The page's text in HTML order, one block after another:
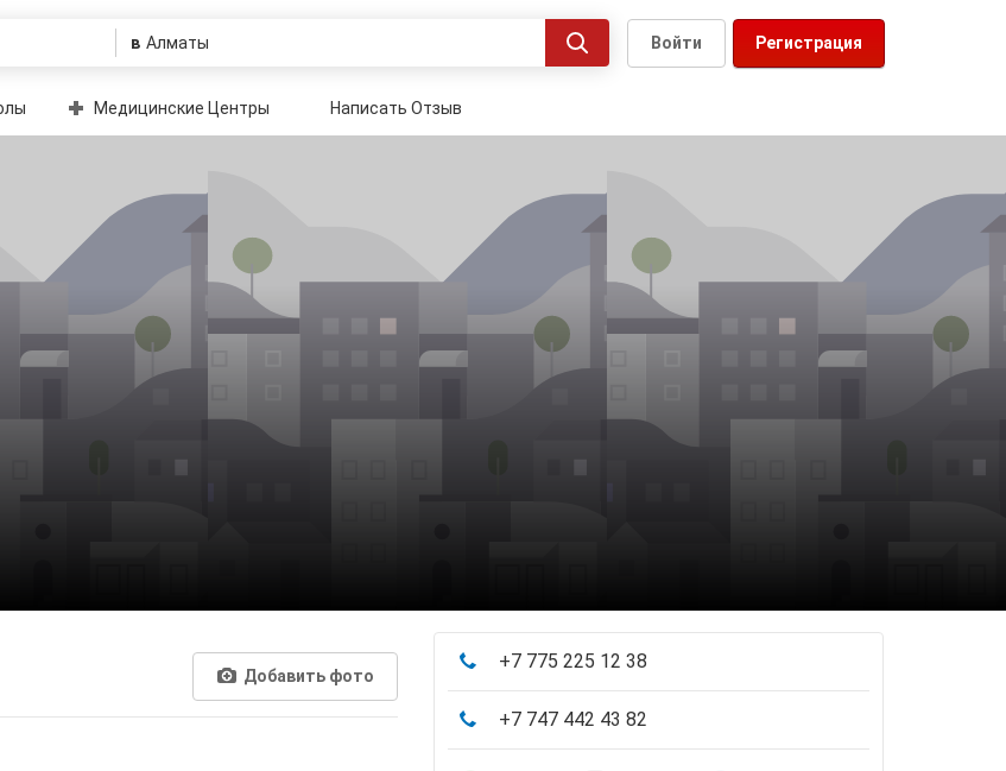
в Регистрация
Войти
Медицинские Центры Написать Отзыв
Добавить фото
+7 775 225 12 38
+7 747 442 43 82